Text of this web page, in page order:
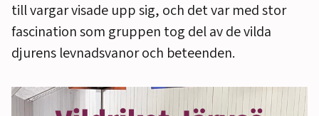
till vargar visade upp sig, och det var med stor
fascination som gruppen tog del av de vilda
djurens levnadsvanor och beteenden.